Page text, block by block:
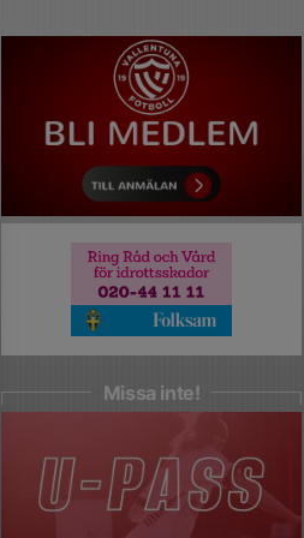
Missa inte!